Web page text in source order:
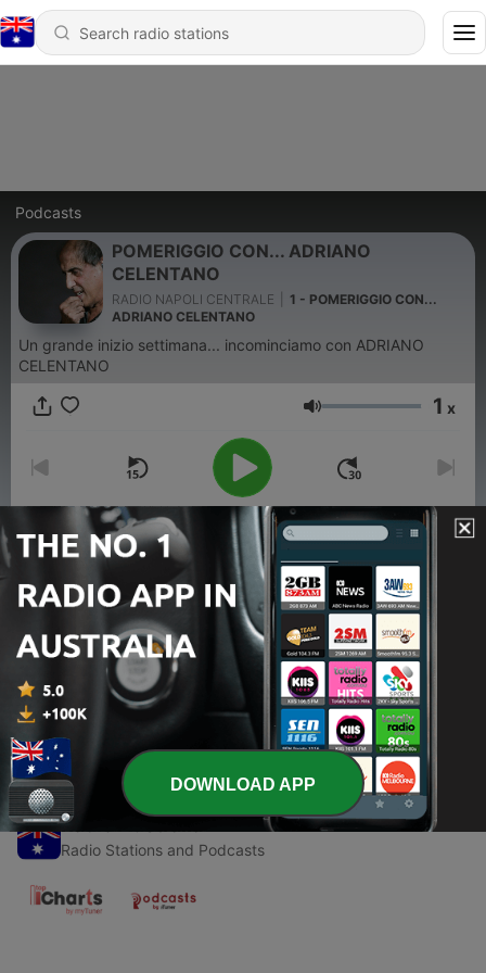
Podcasts
POMERIGGIO CON... ADRIANO
CELENTANO
RADIO NAPOLI CENTRALE
1 - POMERIGGIO CON...
ADRIANO CELENTANO
Un grande inizio settimana... incominciamo con ADRIANO
CELENTANO
Volume 1 x
00:00
Episodes
1 - POMERIGGIO CON... ADRIANO CELENTANO
18 May 2020
Radio Australia
Radio Stations and Podcasts
DOWNLOAD APP